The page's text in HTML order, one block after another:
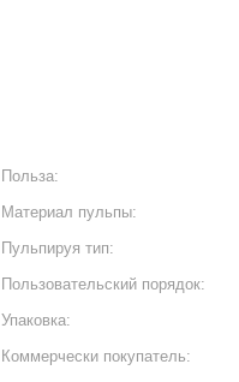
Польза:
Материал пульпы:
Пульпируя тип:
Пользовательский порядок:
Упаковка:
Коммерчески покупатель: